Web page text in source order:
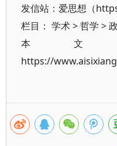
发信站：爱思想（
栏目： 学术>哲学 >
本文
https://